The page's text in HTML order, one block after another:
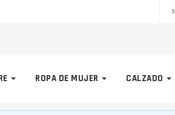
ROPA DE MUJER CALZADO